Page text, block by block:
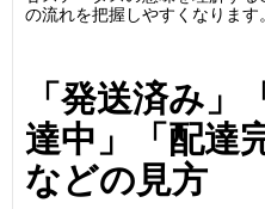
の流れを把握しやすくなります。
「発送済み」
達中」「配達
などの見方